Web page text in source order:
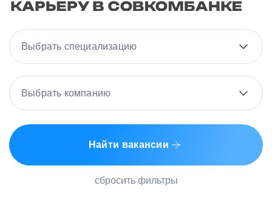
Выбрать специализацию
Выбрать компанию
Найти вакансии
сбросить фильтры